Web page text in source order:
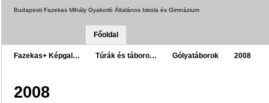
Budapesti Fazekas Mihály Gyakorló Általános Iskola és Gimnázium
Főoldal
Fazekas+ Képgal… Túrák és táboro… Gólyatáborok 2008
2008